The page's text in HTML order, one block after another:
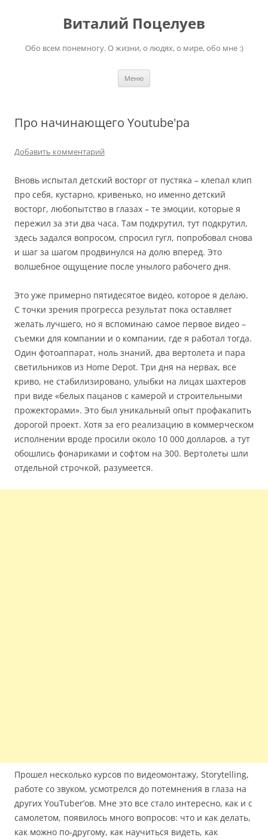
содержимомуВиталий Поцелуев
Обо всем понемногу. О жизни, о людях, о мире, обо мне :)
Меню
Про начинающего Youtube'ра
Добавить комментарий
Вновь испытал детский восторг от пустяка – клепал клип
про себя, кустарно, кривенько, но именно детский
восторг, любопытство в глазах – те эмоции, которые я
пережил за эти два часа. Там подкрутил, тут подкрутил,
здесь задался вопросом, спросил гугл, попробовал снова
и шаг за шагом продвинулся на долю вперед. Это
волшебное ощущение после унылого рабочего дня.
Это уже примерно пятидесятое видео, которое я делаю.
С точки зрения прогресса результат пока оставляет
желать лучшего, но я вспоминаю самое первое видео –
съемки для компании и о компании, где я работал тогда.
Один фотоаппарат, ноль знаний, два вертолета и пара
светильников из Home Depot. Три дня на нервах, все
криво, не стабилизировано, улыбки на лицах шахтеров
при виде «белых пацанов с камерой и строительными
прожекторами». Это был уникальный опыт профакапить
дорогой проект. Хотя за его реализацию в коммерческом
исполнении вроде просили около 10 000 долларов, а тут
обошлись фонариками и софтом на 300. Вертолеты шли
отдельной строчкой, разумеется.
Прошел несколько курсов по видеомонтажу, Storytelling,
работе со звуком, усмотрелся до потемнения в глаза на
других YouTuber’ов. Мне это все стало интересно, как и с
самолетом, появилось много вопросов: что и как делать,
как можно по-другому, как научиться видеть, как